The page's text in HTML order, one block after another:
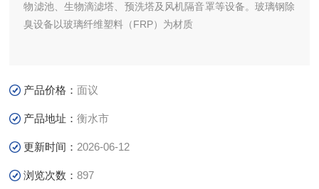
物滤池、生物滴滤塔、预洗塔及风机隔音罩等设备。玻璃钢除
臭设备以玻璃纤维塑料（FRP）为材质
产品价格：面议
产品地址：衡水市
更新时间： 2026-06-12
浏览次数：897